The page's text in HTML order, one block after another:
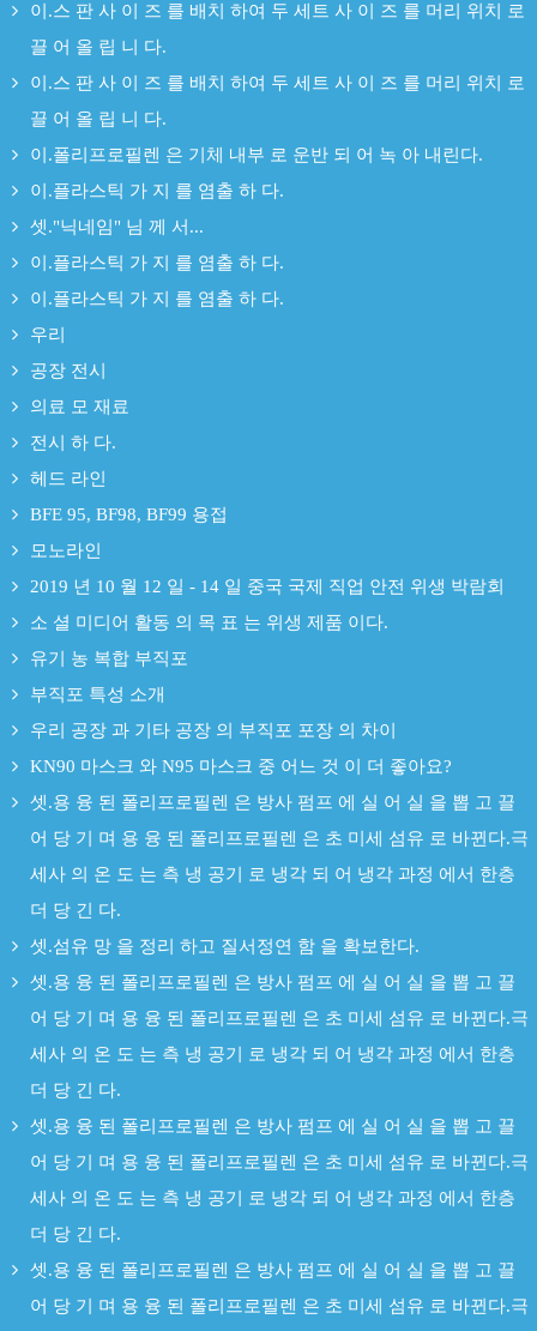
이.스 판 사 이 즈 를 배치 하여 두 세트 사 이 즈 를 머리 위치 로
끌 어 올 립 니 다.
이.스 판 사 이 즈 를 배치 하여 두 세트 사 이 즈 를 머리 위치 로
끌 어 올 립 니 다.
이.폴리프로필렌 은 기체 내부 로 운반 되 어 녹 아 내린다.
이.플라스틱 가 지 를 염출 하 다.
셋."닉네임" 님 께 서...
이.플라스틱 가 지 를 염출 하 다.
이.플라스틱 가 지 를 염출 하 다.
우리
공장 전시
의료 모 재료
전시 하 다.
헤드 라인
BFE 95, BF98, BF99 용접
모노라인
2019 년 10 월 12 일 - 14 일 중국 국제 직업 안전 위생 박람회
소 셜 미디어 활동 의 목 표 는 위생 제품 이다.
유기 농 복합 부직포
부직포 특성 소개
우리 공장 과 기타 공장 의 부직포 포장 의 차이
KN90 마스크 와 N95 마스크 중 어느 것 이 더 좋아요?
셋.용 융 된 폴리프로필렌 은 방사 펌프 에 실 어 실 을 뽑 고 끌
어 당 기 며 용 융 된 폴리프로필렌 은 초 미세 섬유 로 바뀐다.극
세사 의 온 도 는 측 냉 공기 로 냉각 되 어 냉각 과정 에서 한층
더 당 긴 다.
셋.섬유 망 을 정리 하고 질서정연 함 을 확보한다.
셋.용 융 된 폴리프로필렌 은 방사 펌프 에 실 어 실 을 뽑 고 끌
어 당 기 며 용 융 된 폴리프로필렌 은 초 미세 섬유 로 바뀐다.극
세사 의 온 도 는 측 냉 공기 로 냉각 되 어 냉각 과정 에서 한층
더 당 긴 다.
셋.용 융 된 폴리프로필렌 은 방사 펌프 에 실 어 실 을 뽑 고 끌
어 당 기 며 용 융 된 폴리프로필렌 은 초 미세 섬유 로 바뀐다.극
세사 의 온 도 는 측 냉 공기 로 냉각 되 어 냉각 과정 에서 한층
더 당 긴 다.
셋.용 융 된 폴리프로필렌 은 방사 펌프 에 실 어 실 을 뽑 고 끌
어 당 기 며 용 융 된 폴리프로필렌 은 초 미세 섬유 로 바뀐다.극